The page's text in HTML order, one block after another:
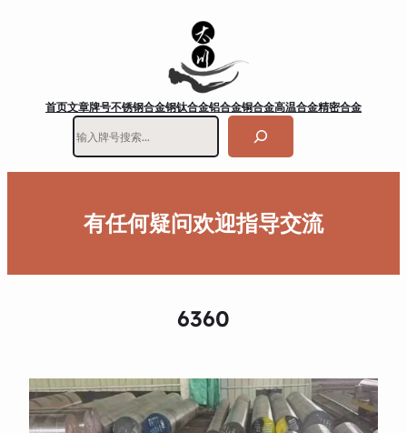
首页文章牌号不锈钢合金钢钛合金铝合金铜合金高温合金精密合金
有任何疑问欢迎指导交流
6360